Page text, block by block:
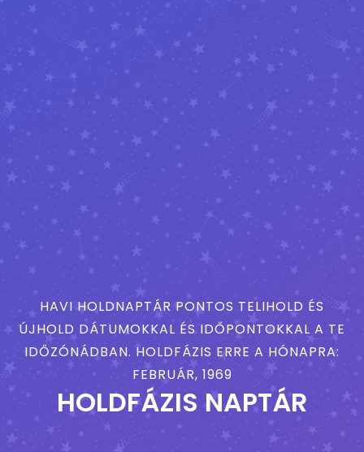
HAVI HOLDNAPTÁR PONTOS TELIHOLD ÉS
ÚJHOLD DÁTUMOKKAL ÉS IDŐPONTOKKAL A TE
IDŐZÓNÁDBAN. HOLDFÁZIS ERRE A HÓNAPRA:
FEBRUÁR, 1969
HOLDFÁZIS NAPTÁR